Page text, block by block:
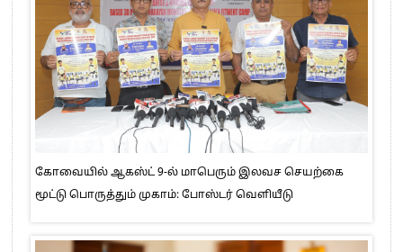
கோவையில் ஆகஸ்ட் 9-ல் மாபெரும் இலவச செயற்கை
மூட்டு பொருத்தும் முகாம்: போஸ்டர் வெளியீடு